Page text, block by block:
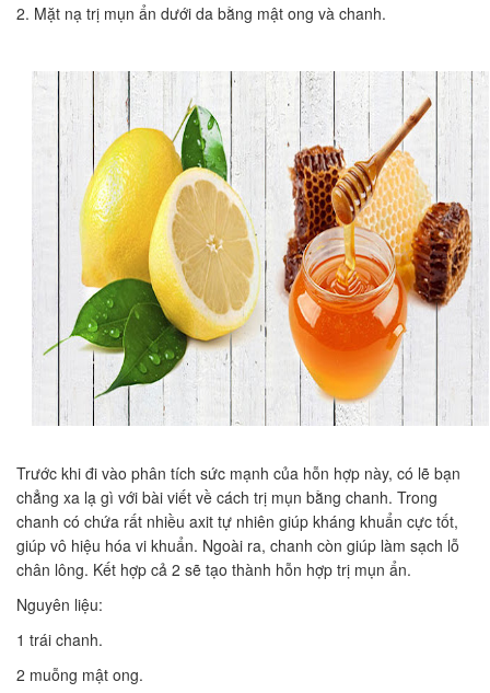
2. Mặt nạ trị mụn ẩn dưới da bằng mật ong và chanh.
Trước khi đi vào phân tích sức mạnh của hỗn hợp này, có lẽ bạn
chẳng xa lạ gì với bài viết về cách trị mụn bằng chanh. Trong
chanh có chứa rất nhiều axit tự nhiên giúp kháng khuẩn cực tốt,
giúp vô hiệu hóa vi khuẩn. Ngoài ra, chanh còn giúp làm sạch lỗ
chân lông. Kết hợp cả 2 sẽ tạo thành hỗn hợp trị mụn ẩn.
Nguyên liệu:
1 trái chanh.
2 muỗng mật ong.